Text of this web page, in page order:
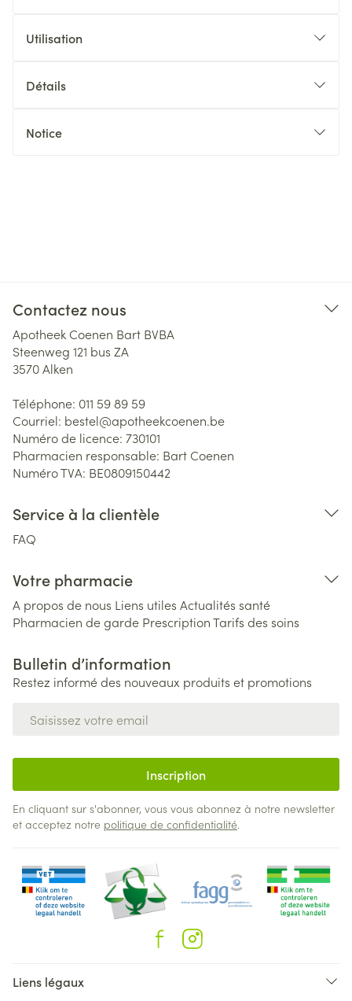
Utilisation
Détails
Notice
Contactez nous
Apotheek Coenen Bart BVBA
Steenweg 121 bus ZA
3570Alken
Téléphone: 011 59 89 59
Courriel: bestel@apotheekcoenen.be
Numéro de licence: 730101
Pharmacien responsable: Bart Coenen
Numéro TVA: BE0809150442
Service à la clientèle
FAQ
Votre pharmacie
A propos de nous Liens utiles Actualités santé
Pharmacien de garde PrescriptionTarifs des soins
Bulletin d’information
Restez informé des nouveaux produits et promotions
Inscription
En cliquant sur s'abonner, vous vous abonnez à notre newsletter
et acceptez notre politique de confidentialité.
Liens légaux